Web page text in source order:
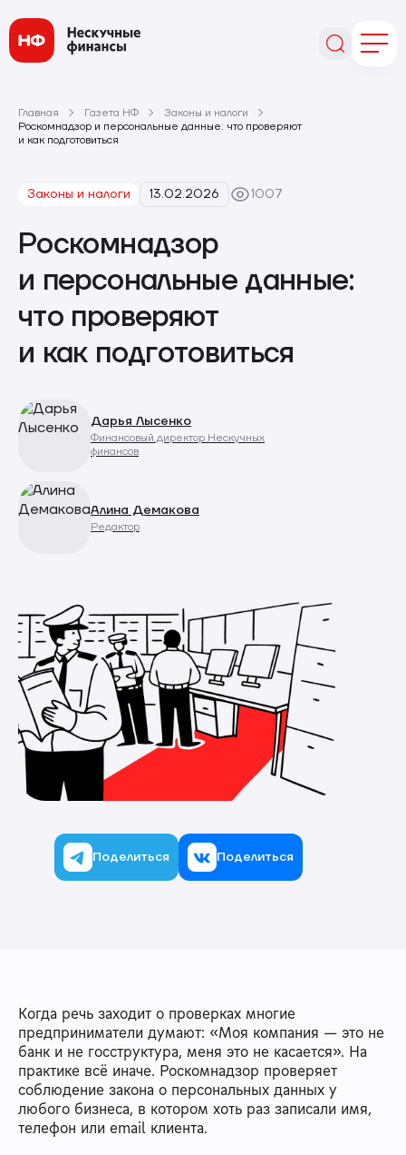
Главная Газета НФ
Законы и налоги
Роскомнадзор и персональные данные: что проверяют
и как подготовиться
Законы и налоги 13.02.2026 1007
Роскомнадзор
и персональные данные:
что проверяют
и как подготовиться
Дарья Лысенко
Финансовый директор Нескучных
финансов
Алина Демакова
Редактор
Поделиться Поделиться
Когда речь заходит о проверках многие
предприниматели думают: «Моя компания — это не
банк и не госструктура, меня это не касается». На
практике всё иначе. Роскомнадзор проверяет
соблюдение закона о персональных данных у
любого бизнеса, в котором хоть раз записали имя,
телефон или email клиента.